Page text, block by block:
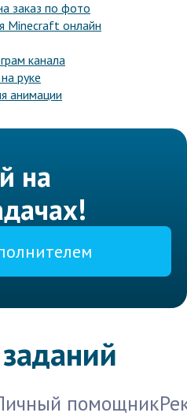
заказ по фото
Minecraft онлайн
канала
руке
анимации
на
помощник